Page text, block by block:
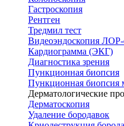
Гастроскопия
Рентген
Тредмил тест
Видеоэндоскопия ЛОР-
Кардиограмма (ЭКГ)
Диагностика зрения
Пункционная биопсия
Пункционная биопсия
Дерматологические
Дерматоскопия
Удаление бородавок